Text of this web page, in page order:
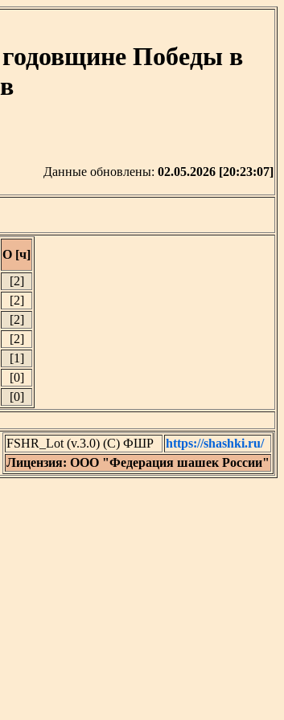
Победы в
Данные обновлены: 02.05.2026 [20:23:07]
О [ч]
[2]
[2]
[2]
[2]
[1]
[0]
[0]
FSHR_Lot (v.3.0) (C) ФШР
https://shashki.ru/
Лицензия: ООО "Федерация шашек России"